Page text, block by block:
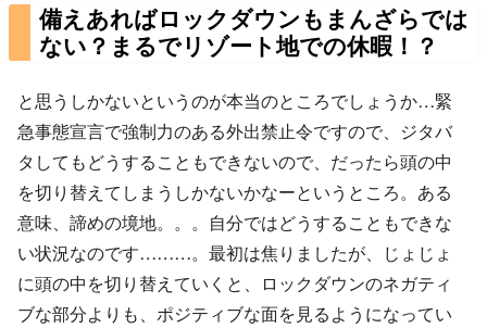
備えあればロックダウンもまんざらでは
ない？まるでリゾート地での休暇！？
と思うしかないというのが本当のところでしょうか…緊
急事態宣言で強制力のある外出禁止令ですので、ジタバ
タしてもどうすることもできないので、だったら頭の中
を切り替えてしまうしかないかなーというところ。ある
意味、諦めの境地。。。自分ではどうすることもできな
い状況なのです………。最初は焦りましたが、じょじょ
に頭の中を切り替えていくと、ロックダウンのネガティ
ブな部分よりも、ポジティブな面を見るようになってい